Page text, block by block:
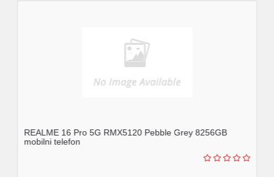
REALME 16 Pro 5G RMX5120 Pebble Grey 8256GB
mobilni telefon